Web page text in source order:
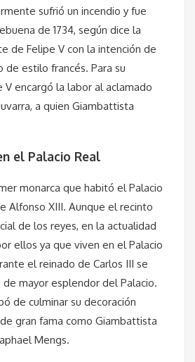
sufrió un incendio y fue
de 1734, según dice la
de Felipe V con la intención de
de estilo francés. Para su
V encargó la labor al aclamado
a quien Giambattista
el Palacio Real
monarca que habitó el Palacio
Alfonso XIII. Aunque el recinto
de los reyes, en la actualidad
ellos ya que viven en el Palacio
el reinado de Carlos III se
mayor esplendor del Palacio.
de culminar su decoración
gran fama como Giambattista
Mengs.